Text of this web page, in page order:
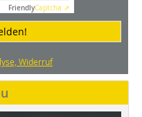
FriendlyCaptcha ⇗
Widerruf